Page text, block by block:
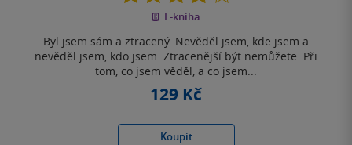
z
5
E-kniha
Byl jsem sám a ztracený. Nevěděl jsem, kde jsem a
nevěděl jsem, kdo jsem. Ztracenější být nemůžete. Při
tom, co jsem věděl, a co jsem...
129 Kč
Koupit